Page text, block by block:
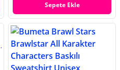
Sepete Ekle